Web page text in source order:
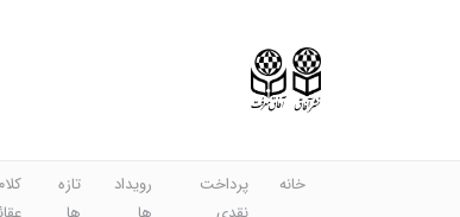
خانه
پرداخت
رویداد
تازه